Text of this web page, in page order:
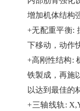
增加机体结构
+无配重平衡:
下移动，动作
+高刚性结构:
铁製成，再施
以达到最佳的
+三轴线轨: